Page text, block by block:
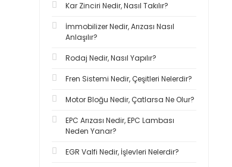
Kar Zinciri Nedir, Nasıl Takılır?
İmmobilizer Nedir, Arızası Nasıl
Anlaşılır?
Rodaj Nedir, Nasıl Yapılır?
Fren Sistemi Nedir, Çeşitleri Nelerdir?
Motor Bloğu Nedir, Çatlarsa Ne Olur?
EPC Arızası Nedir, EPC Lambası
Neden Yanar?
EGR Valfi Nedir, İşlevleri Nelerdir?